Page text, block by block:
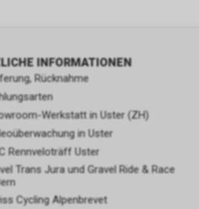
INFORMATIONEN
Rücknahme
Werkstatt in Uster (ZH)
in Uster
Rennve­loträff Uster
Trans Jura und Gravel Ride & Race
Cycling Alpenbrevet